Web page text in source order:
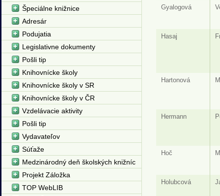
Gyalogová
Hasaj
Hartonová
Hermann
Hoč
Holubcová
Špeciálne knižnice
Adresár
Podujatia
Legislativne dokumenty
Pošli tip
Knihovnícke školy
Knihovnícke školy v SR
Knihovnícke školy v ČR
Vzdelávacie aktivity
Pošli tip
Vydavateľov
Súťaže
Medzinárodný deň školských knižníc
Projekt Záložka
TOP WebLIB